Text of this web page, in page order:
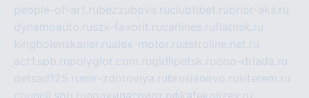
people-of-art.rubezzubova.ruclubtibet.ruorior-aks.ru
dynamoauto.ruszk-favorit.rucarlines.ruflatnsk.ru
kingbolenskaner.rualex-motor.ruastroline.net.ru
act1.spb.rupolyglot.com.rugidlipetsk.ruooo-driada.ru
detsad125.ru mir-zdoroviya.rubruslanovo.rusiterem.ru
council.spb.ruлодкипатриот.рфkafekolizey.ru